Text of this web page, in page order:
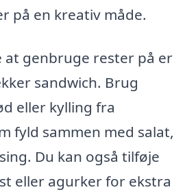
på en kreativ måde.
at genbruge rester på er
sandwich. Brug
eller kylling fra
fyld sammen med salat,
Du kan også tilføje
eller agurker for ekstra